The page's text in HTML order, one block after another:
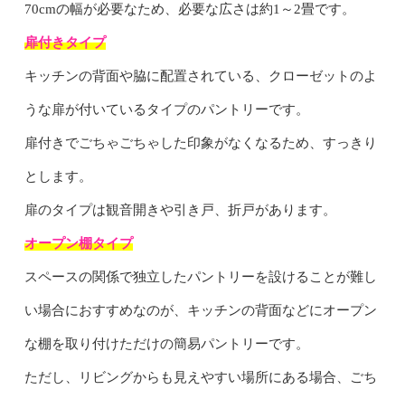
70cmの幅が必要なため、必要な広さは約1～2畳です。
扉付きタイプ
キッチンの背面や脇に配置されている、クローゼットのよ
うな扉が付いているタイプのパントリーです。
扉付きでごちゃごちゃした印象がなくなるため、すっきり
とします。
扉のタイプは観音開きや引き戸、折戸があります。
オープン棚タイプ
スペースの関係で独立したパントリーを設けることが難し
い場合におすすめなのが、キッチンの背面などにオープン
な棚を取り付けただけの簡易パントリーです。
ただし、リビングからも見えやすい場所にある場合、ごち